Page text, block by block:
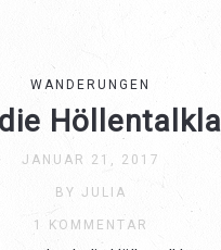
WANDERUNGEN
JANUAR 21, 2017
BY JULIA
1 KOMMENTAR